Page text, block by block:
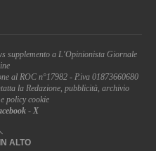
supplemento a L'Opinionista Giornale
al ROC n°17982 - P.iva 01873660680
la Redazione, pubblicità, archivio
policy cookie
- X
ALTO